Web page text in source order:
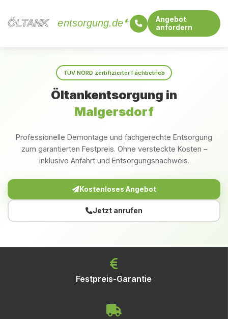
ÖLTANK
ÖLTANK entsorgung.de
Angebot
anfordern
TÜV NORD zertifizierter Fachbetrieb
Öltankentsorgung in
Malgersdorf
Professionelle Demontage und fachgerechte Entsorgung
zum garantierten Festpreis. Ohne versteckte Kosten –
inklusive Anfahrt und Entsorgungsnachweis.
Kostenloses Angebot
Jetzt anrufen
Festpreis-Garantie